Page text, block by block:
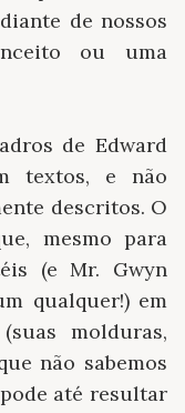
de nossos
ou uma
de Edward
textos, e não
descritos. O
mesmo para
(e Mr. Gwyn
qualquer!) em
molduras,
não sabemos
até resultar